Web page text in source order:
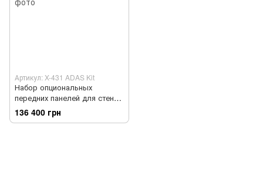
Артикул: X-431 ADAS Kit
Набор опциональных
передних панелей для стенда
X-431 ADAS Pro/Mobile
136 400 грн